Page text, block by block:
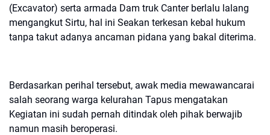
(Excavator) serta armada Dam truk Canter berlalu lalang
mengangkut Sirtu, hal ini Seakan terkesan kebal hukum
tanpa takut adanya ancaman pidana yang bakal diterima.
Berdasarkan perihal tersebut, awak media mewawancarai
salah seorang warga kelurahan Tapus mengatakan
Kegiatan ini sudah pernah ditindak oleh pihak berwajib
namun masih beroperasi.